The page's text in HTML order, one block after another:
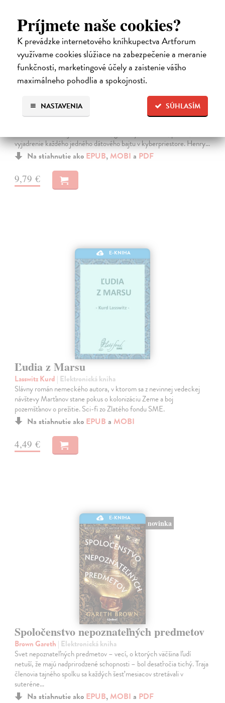
Príjmete naše cookies?
K prevádzke internetového kníhkupectva Artforum
využívame cookies slúžiace na zabezpečenie a meranie
funkčnosti, marketingové účely a zaistenie vášho
maximálneho pohodlia a spokojnosti.
SÚHLASÍM
NASTAVENIA
Neuromant
Gibson William| Elektronická kniha
vyjadrenie každého jedného dátového bajtu v kyberpriestore. Henry…
Na stiahnutie ako EPUB, MOBI a PDF
9,79 €
E-KNIHA
Ľudia z Marsu
Lasswitz Kurd | Elektronická kniha
Slávny román nemeckého autora, v ktorom sa z nevinnej vedeckej
návštevy Marťanov stane pokus o kolonizáciu Zeme a boj
pozemšťanov o prežitie. Sci-fi zo Zlatého fondu SME.
Na stiahnutie ako EPUB a MOBI
4,49 €
E-KNIHA
novinka
Spoločenstvo nepoznateľných predmetov
Brown Gareth | Elektronická kniha
Svet nepoznateľných predmetov – vecí, o ktorých väčšina ľudí
netuší, že majú nadprirodzené schopnosti – bol desaťročia tichý. Traja
členovia tajného spolku sa každých šesť mesiacov stretávali v
suteréne…
Na stiahnutie ako EPUB, MOBI a PDF